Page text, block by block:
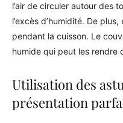
l’air de circuler autour des
l’excès d’humidité. De
pendant la cuisson. Le
humide qui peut les rendre
Utilisation des
présentation